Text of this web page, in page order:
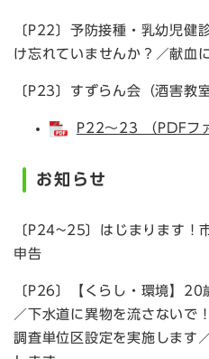
〔P22〕予防接種・乳幼児健
け忘れていませんか？／献血
〔P23〕すずらん会（酒害教
P22～23 （PDFフ
お知らせ
〔P24~25〕はじまります！
申告
〔P26〕【くらし・環境】20
／下水道に異物を流さないで
調査単位区設定を実施します